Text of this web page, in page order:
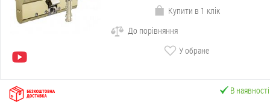
Купити в 1 клік
До порівняння
У обране
В наявності